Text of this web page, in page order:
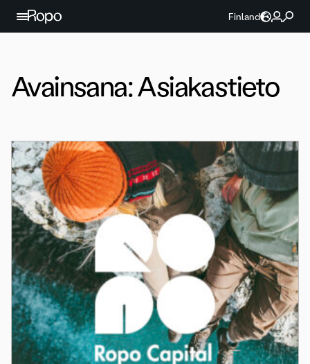
Jatka sisältöön
Finland
Avainsana:Asiakastieto